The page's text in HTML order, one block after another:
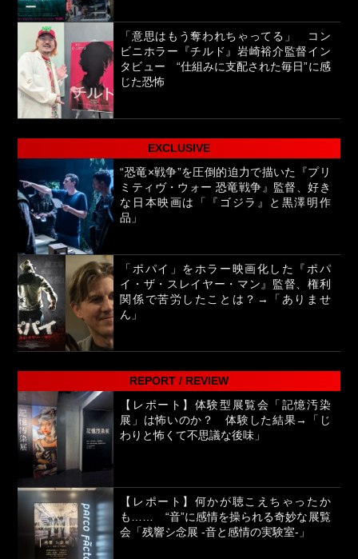
「意思はもう奪われちゃってる」 コン
ビニホラー『チルド』岩崎裕介監督イン
タビュー “仕組みに支配された毎日”に感
じた恐怖
EXCLUSIVE
“恐竜×戦争”を圧倒的迫力で描いた『プリ
ミティヴ・ウォー 恐竜戦争』監督、好き
な日本映画は「『ゴジラ』と黒澤明作
品」
「ポパイ」をホラー映画化した『ポパ
イ・ザ・スレイヤー・マン』監督、権利
関係で苦労したことは？→「ありませ
ん」
REPORT / REVIEW
【レポート】体験型展覧会「記憶汚染
展」は怖いのか？ 体験した結果→「じ
わりと怖くて不思議な後味」
【レポート】何かが聴こえちゃったか
も…… “音”に感情を操られる奇妙な展覧
会「残響シ念展 -⾳と感情の実験室-」